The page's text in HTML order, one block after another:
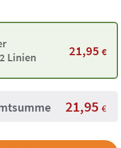
Linien
21,95 €
21,95 €